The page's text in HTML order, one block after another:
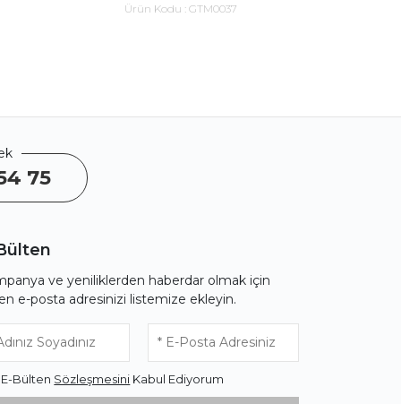
Ürün Kodu : GTM0037
75
ve yeniliklerden haberdar olmak için
e-posta adresinizi listemize ekleyin.
E-Bülten Sözleşmesini Kabul Ediyorum